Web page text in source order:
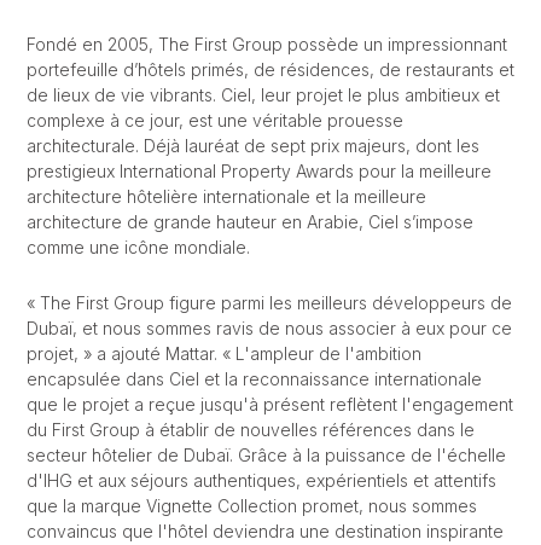
Fondé en 2005, The First Group possède un impressionnant
portefeuille d’hôtels primés, de résidences, de restaurants et
de lieux de vie vibrants. Ciel, leur projet le plus ambitieux et
complexe à ce jour, est une véritable prouesse
architecturale. Déjà lauréat de sept prix majeurs, dont les
prestigieux International Property Awards pour la meilleure
architecture hôtelière internationale et la meilleure
architecture de grande hauteur en Arabie, Ciel s’impose
comme une icône mondiale.
« The First Group figure parmi les meilleurs développeurs de
Dubaï, et nous sommes ravis de nous associer à eux pour ce
projet, » a ajouté Mattar. « L'ampleur de l'ambition
encapsulée dans Ciel et la reconnaissance internationale
que le projet a reçue jusqu'à présent reflètent l'engagement
du First Group à établir de nouvelles références dans le
secteur hôtelier de Dubaï. Grâce à la puissance de l'échelle
d'IHG et aux séjours authentiques, expérientiels et attentifs
que la marque Vignette Collection promet, nous sommes
convaincus que l'hôtel deviendra une destination inspirante